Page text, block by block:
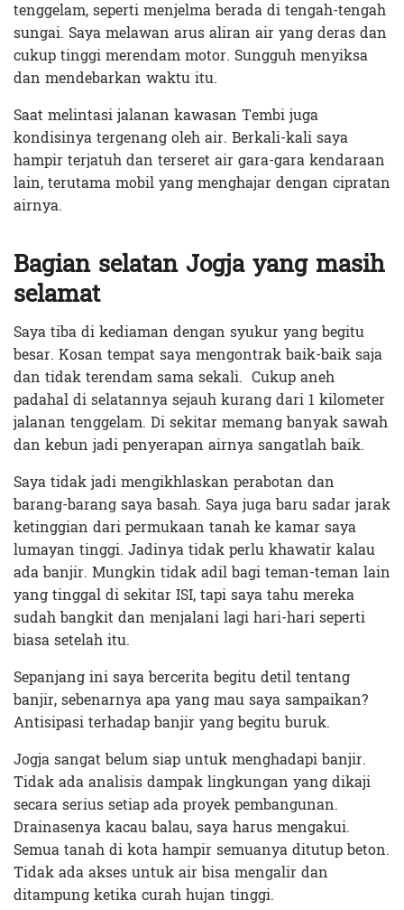
tenggelam, seperti menjelma berada di tengah-tengah
sungai. Saya melawan arus aliran air yang deras dan
cukup tinggi merendam motor. Sungguh menyiksa
dan mendebarkan waktu itu.
Saat melintasi jalanan kawasan Tembi juga
kondisinya tergenang oleh air. Berkali-kali saya
hampir terjatuh dan terseret air gara-gara kendaraan
lain, terutama mobil yang menghajar dengan cipratan
airnya.
Bagian selatan Jogja yang masih
selamat
Saya tiba di kediaman dengan syukur yang begitu
besar. Kosan tempat saya mengontrak baik-baik saja
dan tidak terendam sama sekali. Cukup aneh
padahal di selatannya sejauh kurang dari 1 kilometer
jalanan tenggelam. Di sekitar memang banyak sawah
dan kebun jadi penyerapan airnya sangatlah baik.
Saya tidak jadi mengikhlaskan perabotan dan
barang-barang saya basah. Saya juga baru sadar jarak
ketinggian dari permukaan tanah ke kamar saya
lumayan tinggi. Jadinya tidak perlu khawatir kalau
ada banjir. Mungkin tidak adil bagi teman-teman lain
yang tinggal di sekitar ISI, tapi saya tahu mereka
sudah bangkit dan menjalani lagi hari-hari seperti
biasa setelah itu.
Sepanjang ini saya bercerita begitu detil tentang
banjir, sebenarnya apa yang mau saya sampaikan?
Antisipasi terhadap banjir yang begitu buruk.
Jogja sangat belum siap untuk menghadapi banjir.
Tidak ada analisis dampak lingkungan yang dikaji
secara serius setiap ada proyek pembangunan.
Drainasenya kacau balau, saya harus mengakui.
Semua tanah di kota hampir semuanya ditutup beton.
Tidak ada akses untuk air bisa mengalir dan
ditampung ketika curah hujan tinggi.